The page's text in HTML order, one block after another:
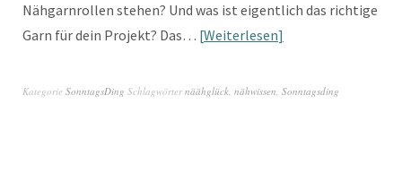
Nähgarnrollen stehen? Und was ist eigentlich das richtige
Garn für dein Projekt? Das… Weiterlesen
Kategorie SonntagsDing Schlagwörternäähglück, nähwissen, Sonntagsding